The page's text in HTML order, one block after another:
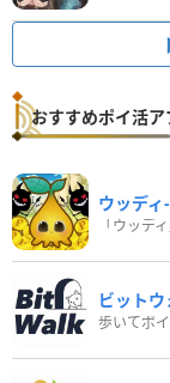
おすすめポイ活
ウッディ
「ウッデ
ビット